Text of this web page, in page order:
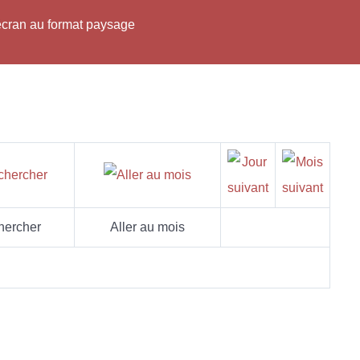
au format paysage
Aller au mois